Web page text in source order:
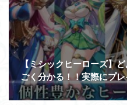
【ミシックヒーローズ】
ごく分かる！！実際にプ